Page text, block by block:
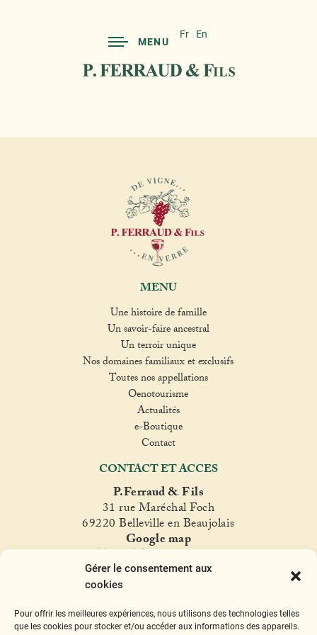
Gérer le consentement aux
cookies
Pour offrir les meilleures expériences, nous utilisons des technologies telles
que les cookies pour stocker et/ou accéder aux informations des appareils.
MENU
Fr En
MENU
Une histoire de famille
Un savoir-faire ancestral
Un terroir unique
Nos domaines familiaux et exclusifs
Toutes nos appellations
Oenotourisme
Actualités
e-Boutique
Contact
CONTACT ET ACCES
P.Ferraud & Fils
31 rue Maréchal Foch
69220 Belleville en Beaujolais
Google map
T. +33(0)4 74 06 47 60
ferraud@ferraud.com
Instagram
Facebook
Twitter
YouTube